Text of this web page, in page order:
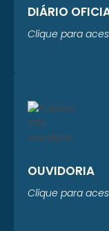
DIÁRIO
Clique para
OUVIDORIA
Clique para